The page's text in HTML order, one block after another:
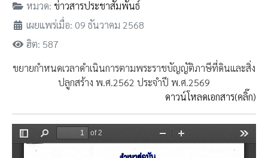
หมวด: ข่าวสารประชาสัมพันธ์
เผยแพร่เมื่อ: 09 ธันวาคม 2568
ฮิต: 587
ขยายกำหนดเวลาดำเนินการตามพระราชบัญญัติภาษีที่ดินและสิ่ง
ปลูกสร้าง พ.ศ.2562 ประจำปี พ.ศ.2569
ดาวน์โหลดเอกสาร(คลิ๊ก)